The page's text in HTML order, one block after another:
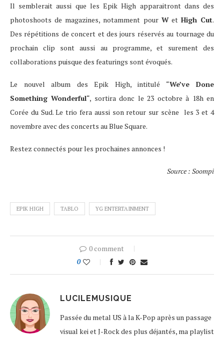
Il semblerait aussi que les Epik High apparaitront dans des
photoshoots de magazines, notamment pour Wet High Cut.
Des répétitions de concert et des jours réservés au tournage du
prochain clip sont aussi au programme, et surement des
collaborations puisque des featurings sont évoqués.
Le nouvel album des Epik High, intitulé “We’ve Done
Something Wonderful“, sortira donc le 23 octobre à 18h en
Corée du Sud. Le trio fera aussi son retour sur scène les 3 et 4
novembre avec des concerts au Blue Square.
Restez connectés pour les prochaines annonces !
Source : Soompi
EPIK HIGH TABLO YG ENTERTAINMENT
0 comment
0
LUCILEMUSIQUE
Passée du metal US à la K-Pop après un passage
visual kei et J-Rock des plus déjantés, ma playlist